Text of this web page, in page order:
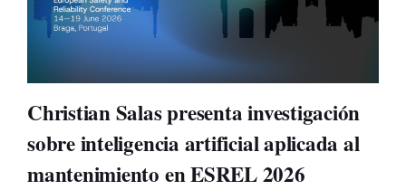
Christian Salas presenta investigación
sobre inteligencia artificial aplicada al
mantenimiento en ESREL 2026